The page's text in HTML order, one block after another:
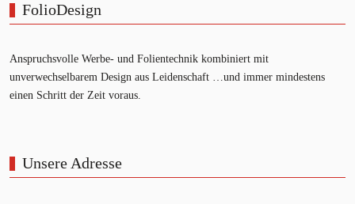
FolioDesign
Anspruchsvolle Werbe- und Folientechnik kombiniert mit
unverwechselbarem Design aus Leidenschaft …und immer mindestens
einen Schritt der Zeit voraus.
Unsere Adresse